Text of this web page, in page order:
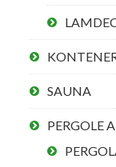
SAUNA
PERGOLE